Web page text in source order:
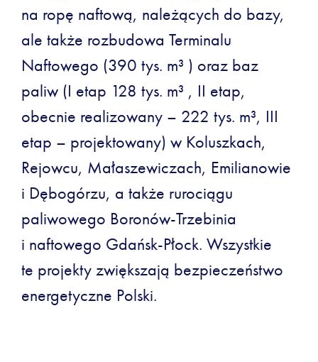
na ropę naftową, należących do bazy,
ale także rozbudowa Terminalu
Naftowego (390 tys. m³ ) oraz baz
paliw (I etap 128 tys. m³ , II etap,
obecnie realizowany – 222 tys. m³, III
etap – projektowany) w Koluszkach,
Rejowcu, Małaszewiczach, Emilianowie
i Dębogórzu, a także rurociągu
paliwowego Boronów-Trzebinia
i naftowego Gdańsk-Płock. Wszystkie
te projekty zwiększają bezpieczeństwo
energetyczne Polski.